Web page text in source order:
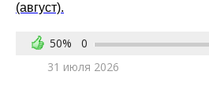
(август).
50% 0
31 июля 2026